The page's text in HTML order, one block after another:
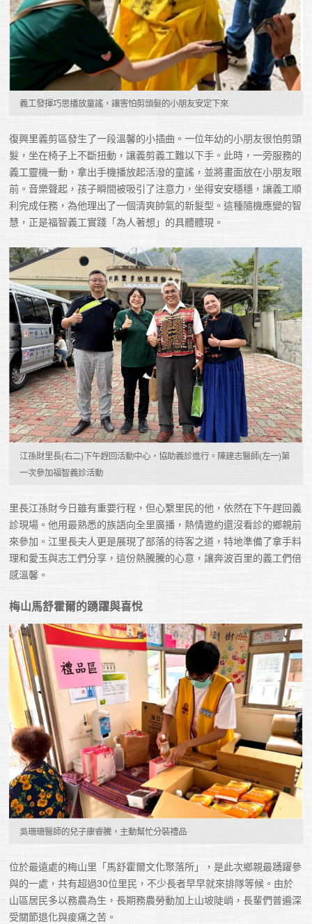
義工發揮巧思播放童謠，讓害怕剪頭髮的小朋友安定下來
復興里義剪區發生了一段溫馨的小插曲。一位年幼的小朋友很怕剪頭
髮，坐在椅子上不斷扭動，讓義剪義工難以下手。此時，一旁服務的
義工靈機一動，拿出手機播放起活潑的童謠，並將畫面放在小朋友眼
前。音樂聲起，孩子瞬間被吸引了注意力，坐得安安穩穩，讓義工順
利完成任務，為他理出了一個清爽帥氣的新髮型。這種隨機應變的智
慧，正是福智義工實踐「為人著想」的具體體現。
江孫財里長(右二)下午趕回活動中心，協助義診進行。陳建志醫師(左一)第
一次參加福智義診活動
里長江孫財今日雖有重要行程，但心繫里民的他，依然在下午趕回義
診現場。他用最熟悉的族語向全里廣播，熱情邀約還沒看診的鄉親前
來參加。江里長夫人更是展現了部落的待客之道，特地準備了拿手料
理和愛玉與志工們分享，這份熱騰騰的心意，讓奔波百里的義工們倍
感溫馨。
梅山馬舒霍爾的踴躍與喜悅
吳珊珊醫師的兒子康睿騰，主動幫忙分裝禮品
位於最遠處的梅山里「馬舒霍爾文化聚落所」，是此次鄉親最踴躍參
與的一處，共有超過30位里民，不少長者早早就來排隊等候。由於
山區居民多以務農為生，長期務農勞動加上山坡陡峭，長輩們普遍深
受關節退化與痠痛之苦。